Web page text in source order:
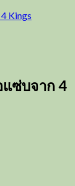
Kings
ซ่บจาก 4